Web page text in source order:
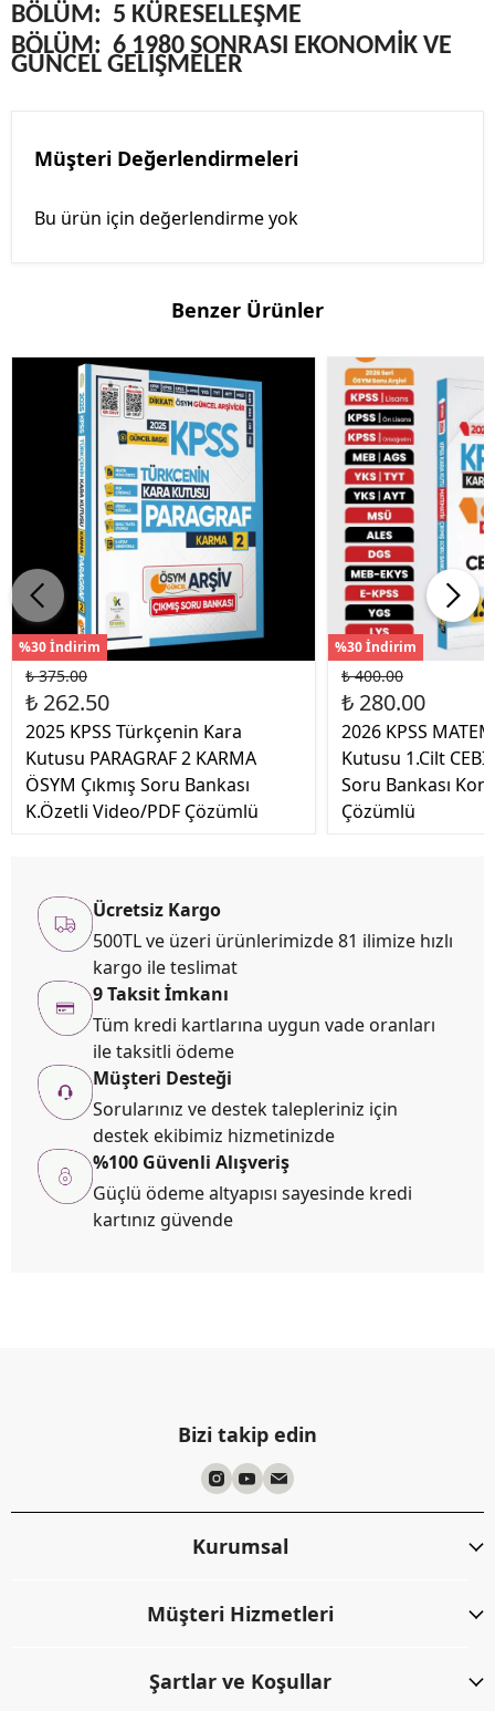
BÖLÜM: 5 KÜRESELLEŞME
BÖLÜM: 6 1980 SONRASI EKONOMİK VE
GÜNCEL GELİŞMELER
Müşteri Değerlendirmeleri
Bu ürün için değerlendirme yok
Benzer Ürünler
%30 İndirim
₺ 375.00
₺ 262.50
2025 KPSS Türkçenin Kara
Kutusu PARAGRAF 2 KARMA
ÖSYM Çıkmış Soru Bankası
K.Özetli Video/PDF Çözümlü
%30 İndirim
₺ 400.00
₺ 280.00
2026 KPSS
Kutusu 1.Cilt
Soru Bankası
Çözümlü
Ücretsiz Kargo
500TL ve üzeri ürünlerimizde 81 ilimize hızlı
kargo ile teslimat
9 Taksit İmkanı
Tüm kredi kartlarına uygun vade oranları
ile taksitli ödeme
Müşteri Desteği
Sorularınız ve destek talepleriniz için
destek ekibimiz hizmetinizde
%100 Güvenli Alışveriş
Güçlü ödeme altyapısı sayesinde kredi
kartınız güvende
Bizi takip edin
Kurumsal
Müşteri Hizmetleri
Şartlar ve Koşullar